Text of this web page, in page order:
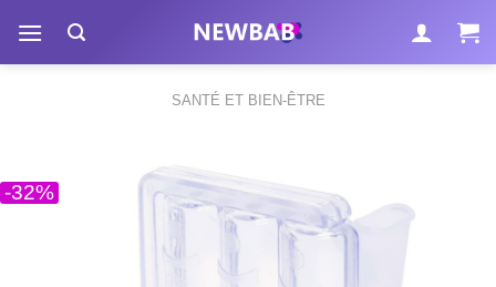
contenu
SANTÉ ET BIEN-ÊTRE
-32%